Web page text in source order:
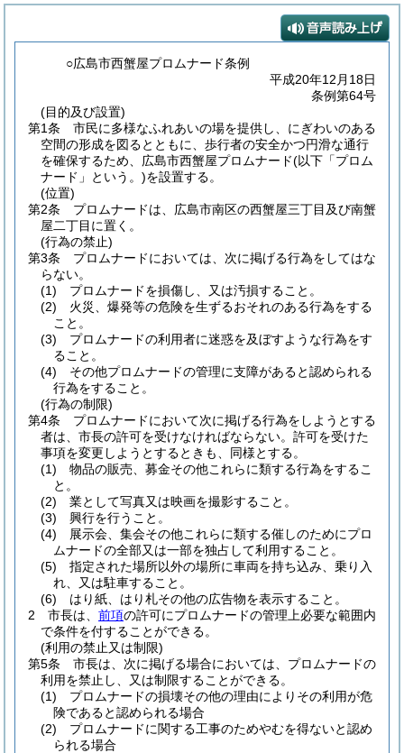
○広島市西蟹屋プロムナード条例
平成20年12月18日
条例第64号
(目的及び設置)
第1条
市民に多様なふれあいの場を提供し、にぎわいのある
空間の形成を図るとともに、歩行者の安全かつ円滑な通行
を確保するため、広島市西蟹屋プロムナード(以下「プロム
ナード」という。)を設置する。
(位置)
第2条
プロムナードは、広島市南区の西蟹屋三丁目及び南蟹
屋二丁目に置く。
(行為の禁止)
第3条
プロムナードにおいては、次に掲げる行為をしてはな
らない。
(1)
プロムナードを損傷し、又は汚損すること。
(2)
火災、爆発等の危険を生ずるおそれのある行為をする
こと。
(3)
プロムナードの利用者に迷惑を及ぼすような行為をす
ること。
(4)
その他プロムナードの管理に支障があると認められる
行為をすること。
(行為の制限)
第4条
プロムナードにおいて次に掲げる行為をしようとする
者は、市長の許可を受けなければならない。 許可を受けた
事項を変更しようとするときも、同様とする。
(1)
物品の販売、募金その他これらに類する行為をするこ
と。
(2)
業として写真又は映画を撮影すること。
(3)
興行を行うこと。
(4)
展示会、集会その他これらに類する催しのためにプロ
ムナードの全部又は一部を独占して利用すること。
(5)
指定された場所以外の場所に車両を持ち込み、乗り入
れ、又は駐車すること。
(6)
はり紙、はり札その他の広告物を表示すること。
2
市長は、 前項の許可にプロムナードの管理上必要な範囲内
で条件を付することができる。
(利用の禁止又は制限)
第5条
市長は、次に掲げる場合においては、プロムナードの
利用を禁止し、又は制限することができる。
(1)
プロムナードの損壊その他の理由によりその利用が危
険であると認められる場合
(2)
プロムナードに関する工事のためやむを得ないと認め
られる場合